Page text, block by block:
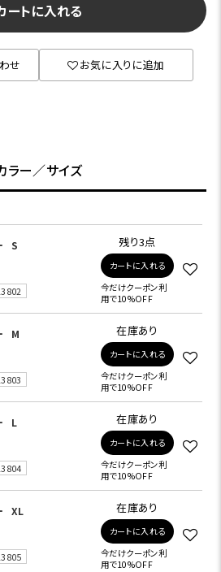
ートに入れる
せ お気に入りに追加
ラー／サイズ
S
残り3点
カートに入れる
今だけクーポン利
用で10%OFF
M
在庫あり
カートに入れる
今だけクーポン利
用で10%OFF
L
在庫あり
カートに入れる
今だけクーポン利
用で10%OFF
XL
在庫あり
カートに入れる
今だけクーポン利
用で10%OFF